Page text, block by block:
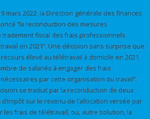
mars 2022, la Direction générale des finances
“la reconduction des mesures
fiscal des frais professionnels
en 2021”. Une décision sans surprise que
élevé au télétravail à domicile en 2021,
de salariés à engager des frais
par cette organisation du travail”.
se traduit par la reconduction de deux
sur le revenu de l’allocation versée par
les frais de télétravail, ou, autre solution, la